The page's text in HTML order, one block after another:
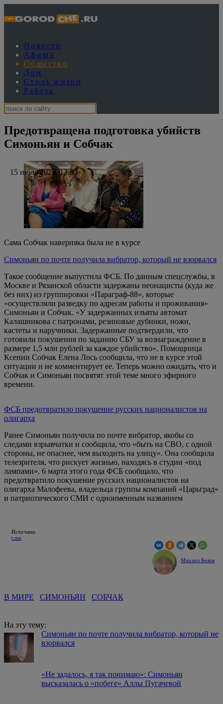
Новости
Афиша
Общество
Дом
Стиль жизни
Работа
Предотвращена подготовка убийств
Симоньян и Собчак
15 июля 2023, 13:53
Сама Собчак наверняка была не в курсе
Симоньян по почте получила вибратор, который не взорвался
Такое сообщение выпустила ФСБ. По данным спецслужбы, в
Москве и Рязанской области задержаны неонацисты (куда же
без них) из группировки «Параграф-88», которые
«осуществляли разведку по адресам работы и проживания»
Симоньян и Собчак. «У задержанных изъяты автомат
Калашникова с патронами, резиновые дубинки, ножи,
кастеты и наручники. Задержанные подтвердили, что
готовили покушения по заданию СБУ за вознаграждение в
размере 1,5 млн рублей за каждое убийство». Помощница
Ксении Собчак Елена Лось сообщила, что не в курсе этой
ситуации и не комментирует ее. Теперь можно ожидать, что и
Собчак и Симоньян посвятят этой теме много эфирного
времени.
ФСБ предотвратило покушение русских националистов на
олигарха
Ранее Симоньян получила по почте вибратор, якобы со
следами взрывчатки и сообщила, что «быть на СВО, с одной
стороны, не опаснее, чем выходить на улицу». Она сообщила
телезрителя, что рискует жизнью, находясь в студии «под
лампами». 6 марта этого года ФСБ сообщало, что
предотвратило покушение русских националистов на
олигарха Малофеева, владельца группы компаний «Царьград»
и патриотического СМИ с одноименным названием
Источник:
t.me
Михаил Белов
В МИРЕ СИМОНЬЯН СОБЧАК
На эту тему:
Симоньян по почте получила вибратор, который не
взорвался
«Не задалось, я так понимаю»: Симоньян
высказалась о «побеге» Аллы Пугачевой